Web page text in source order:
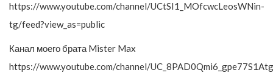
https://www.youtube.com/channel/UCtSI1_MOfcwcLeosWNin-
tg/feed?view_as=public
Канал моего брата Mister Max
https://www.youtube.com/channel/